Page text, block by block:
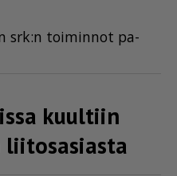
srk:n toi­min­not pa­
kuultiin
liitosasiasta